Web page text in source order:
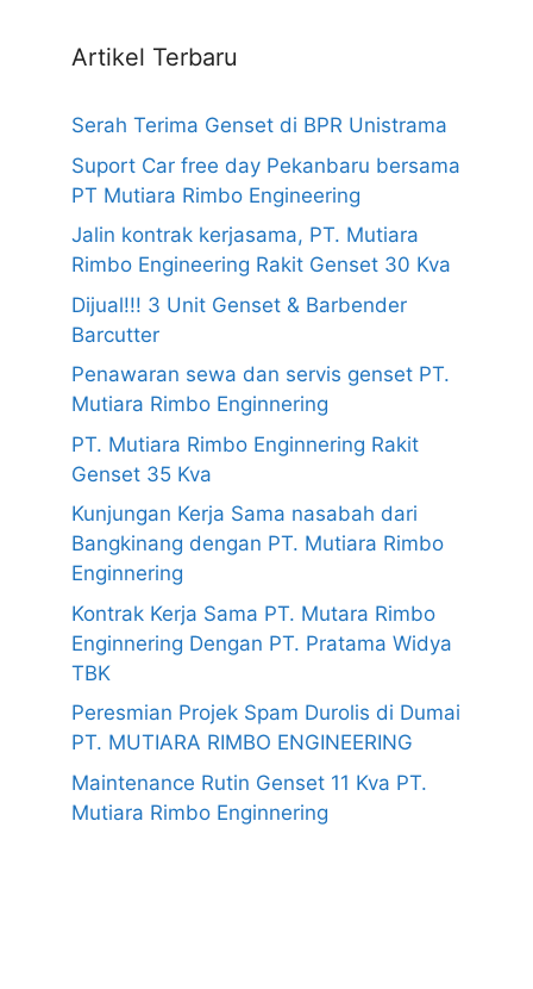
Artikel Terbaru
Serah Terima Genset di BPR Unistrama
Suport Car free day Pekanbaru bersama
PT Mutiara Rimbo Engineering
Jalin kontrak kerjasama, PT. Mutiara
Rimbo Engineering Rakit Genset 30 Kva
Dijual!!! 3 Unit Genset & Barbender
Barcutter
Penawaran sewa dan servis genset PT.
Mutiara Rimbo Enginnering
PT. Mutiara Rimbo Enginnering Rakit
Genset 35 Kva
Kunjungan Kerja Sama nasabah dari
Bangkinang dengan PT. Mutiara Rimbo
Enginnering
Kontrak Kerja Sama PT. Mutara Rimbo
Enginnering Dengan PT. Pratama Widya
TBK
Peresmian Projek Spam Durolis di Dumai
PT. MUTIARA RIMBO ENGINEERING
Maintenance Rutin Genset 11 Kva PT.
Mutiara Rimbo Enginnering